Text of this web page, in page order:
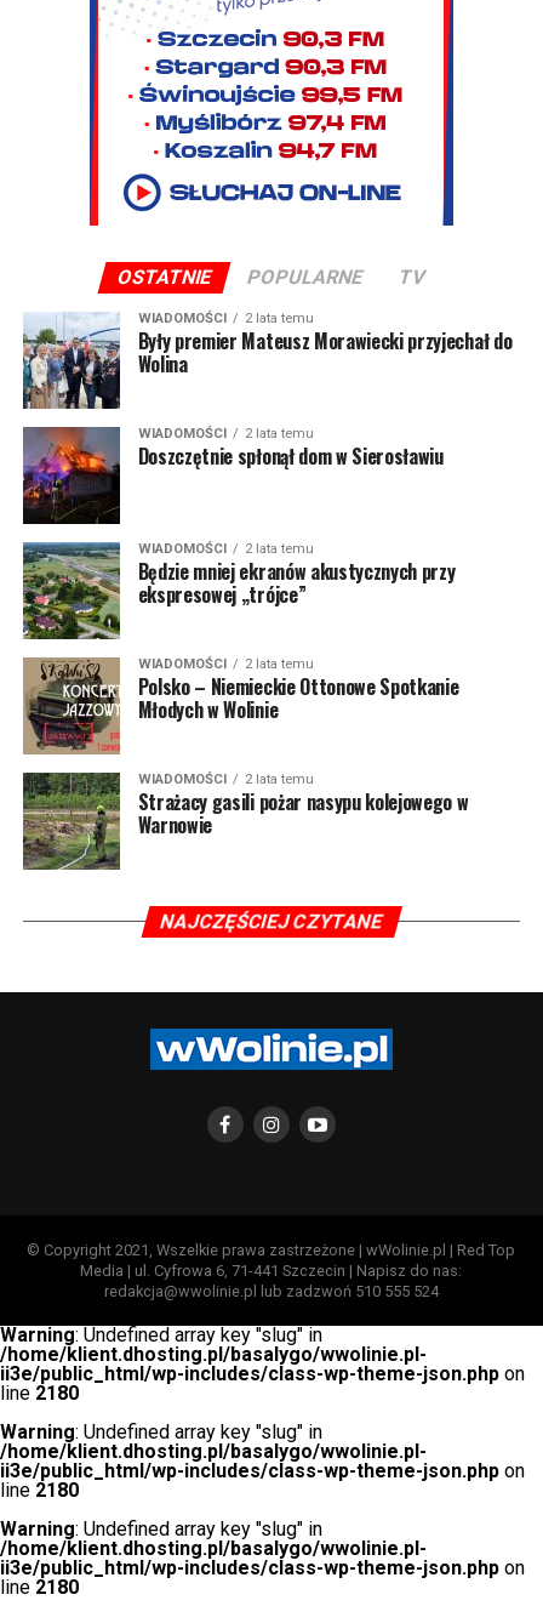
OSTATNIE POPULARNE TV
WIADOMOŚCI 2 lata temu
Były premier Mateusz Morawiecki przyjechał do
Wolina
WIADOMOŚCI 2 lata temu
Doszczętnie spłonął dom w Sierosławiu
WIADOMOŚCI 2 lata temu
Będzie mniej ekranów akustycznych przy
ekspresowej „trójce”
WIADOMOŚCI 2 lata temu
Polsko – Niemieckie Ottonowe Spotkanie
Młodych w Wolinie
WIADOMOŚCI 2 lata temu
Strażacy gasili pożar nasypu kolejowego w
Warnowie
NAJCZĘŚCIEJ CZYTANE
© Copyright 2021, Wszelkie prawa zastrzeżone | wWolinie.pl | Red Top
Media | ul. Cyfrowa 6, 71-441 Szczecin | Napisz do nas:
redakcja@wwolinie.pl lub zadzwoń 510 555 524
Warning: Undefined array key "slug" in
/home/klient.dhosting.pl/basalygo/wwolinie.pl-
ii3e/public_html/wp-includes/class-wp-theme-json.php on
line 2180
Warning: Undefined array key "slug" in
/home/klient.dhosting.pl/basalygo/wwolinie.pl-
ii3e/public_html/wp-includes/class-wp-theme-json.php on
line 2180
Warning: Undefined array key "slug" in
/home/klient.dhosting.pl/basalygo/wwolinie.pl-
ii3e/public_html/wp-includes/class-wp-theme-json.php on
line 2180